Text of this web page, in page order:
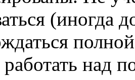
(иногда
над